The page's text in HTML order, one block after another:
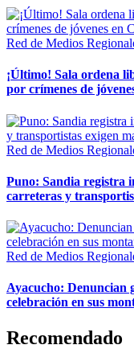
Red de Medios
¡Último! Sala ordena
por crímenes de
Red de Medios
Puno: Sandia registra
carreteras y
Red de Medios
Ayacucho: Denuncian
celebración en sus
Recomendado